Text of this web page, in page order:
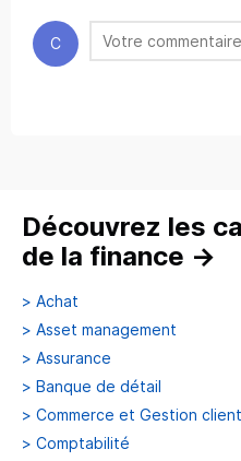
C
Découvrez les
de la finance →
> Achat
> Asset management
> Assurance
> Banque de détail
> Commerce et Gestion client
> Comptabilité